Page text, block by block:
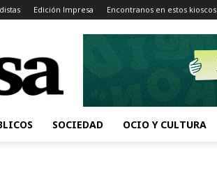
Edición Impresa Encontranos en estos kioscos
SOCIEDAD OCIO Y CULTURA